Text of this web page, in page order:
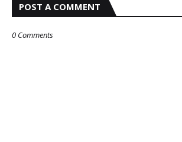
POST A COMMENT
0 Comments